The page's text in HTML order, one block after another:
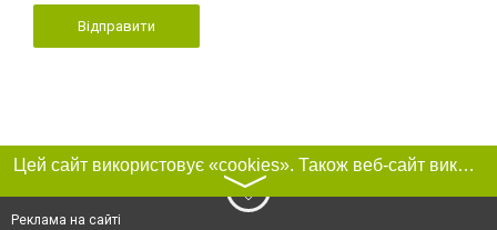
Відправити
Цей сайт використовує «cookies». Також веб-сайт використовує інтернет-сервіс для збору технічних даних стосовно відвідувачів з метою отримання маркетингової та статистичної інформації. Умови обробки даних відвідувачів сайту див.
〉
Реклама на сайті